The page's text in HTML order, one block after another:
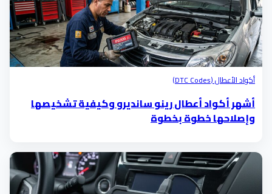
أكواد الأعطال (DTC Codes)
أشهر أكواد أعطال رينو سانديرو وكيفية تشخيصها
وإصلاحها خطوة بخطوة